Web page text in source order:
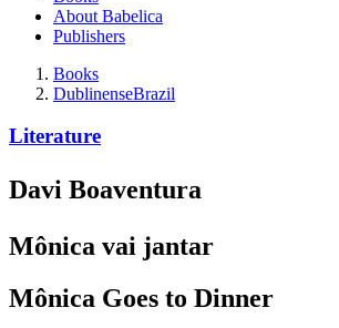
About Babelica
Publishers
Books
DublinenseBrazil
Literature
Davi Boaventura
Mônica vai jantar
Mônica Goes to Dinner